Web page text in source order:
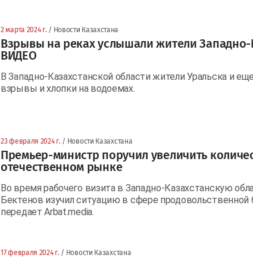
2 марта 2024 г. / Новости Казахстана
Взрывы на реках услышали жители Западно-
ВИДЕО
В Западно-Казахстанской области жители Уральска и
взрывы и хлопки на водоемах.
23 февраля 2024 г. / Новости Казахстана
Премьер-министр поручил увеличить
отечественном рынке
Во время рабочего визита в Западно-Казахстанскую
Бектенов изучил ситуацию в сфере продовольственной
передает Arbat.media.
17 февраля 2024 г. / Новости Казахстана